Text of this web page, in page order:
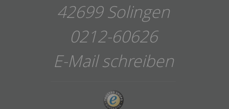
42699 Solingen
0212-60626
E-Mail schreiben